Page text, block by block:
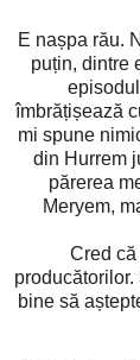
E nașpa rău.
puțin, dintre
îmbrățișează
mi spune
din Hurrem
părerea
Meryem,
Cred că
bine să